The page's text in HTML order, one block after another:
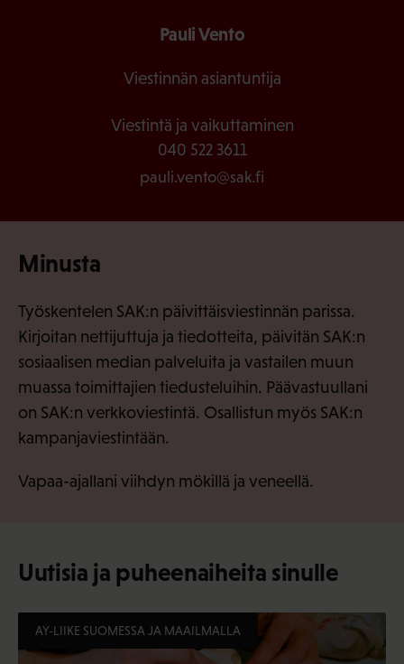
Pauli Vento
Viestinnän asiantuntija
Viestintä ja vaikuttaminen
040 522 3611
pauli.vento@sak.fi
Minusta
Työskentelen SAK:n päivittäisviestinnän parissa.
Kirjoitan nettijuttuja ja tiedotteita, päivitän SAK:n
sosiaalisen median palveluita ja vastailen muun
muassa toimittajien tiedusteluihin. Päävastuullani
on SAK:n verkkoviestintä. Osallistun myös SAK:n
kampanjaviestintään.
Vapaa-ajallani viihdyn mökillä ja veneellä.
Uutisia ja puheenaiheita sinulle
AY-LIIKE SUOMESSA JA MAAILMALLA